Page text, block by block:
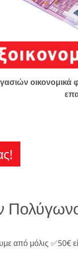
οικονομικά
από μόλις ✅50€